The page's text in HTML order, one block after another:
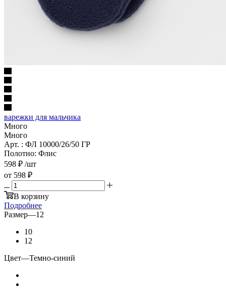
варежки для мальчика
Много
Много
Арт. : ФЛ 10000/26/50 ГР
Полотно: Флис
598 ₽ /шт
от 598 ₽
В корзину
Подробнее
Размер—12
10
12
Цвет—Темно-синий